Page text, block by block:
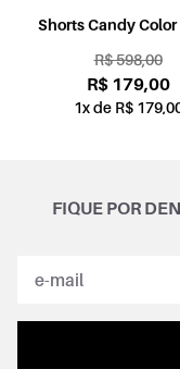
Shorts Candy Color
R$ 598,00
R$ 179,00
1x de R$
FIQUE POR